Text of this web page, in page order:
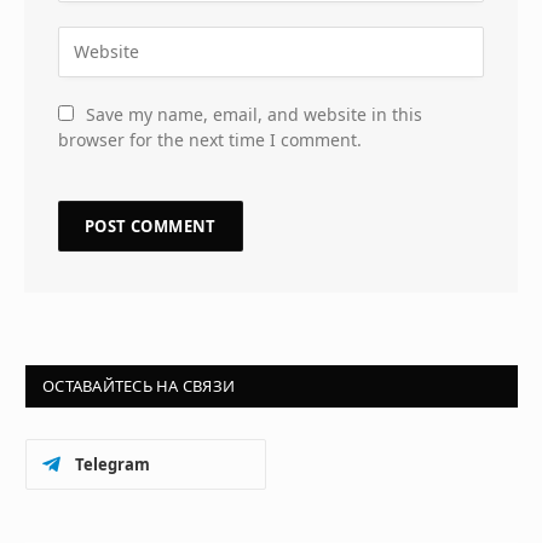
Save my name, email, and website in this
browser for the next time I comment.
ОСТАВАЙТЕСЬ НА СВЯЗИ
Telegram